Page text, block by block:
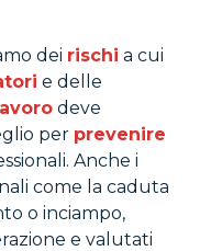
dei rischi a cui
e delle
deve
per prevenire
Anche i
come la caduta
o inciampo,
e valutati